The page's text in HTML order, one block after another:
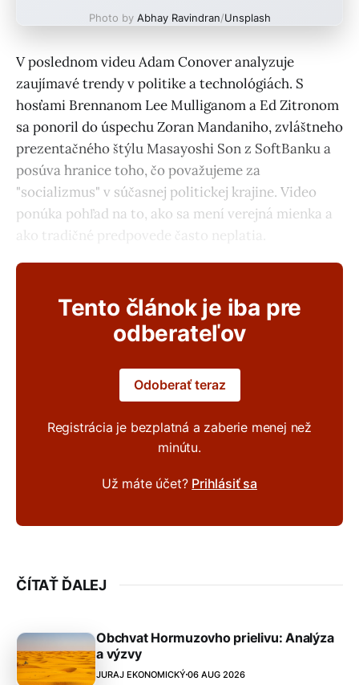
Photo by Abhay Ravindran/Unsplash
V poslednom videu Adam Conover analyzuje
zaujímavé trendy v politike a technológiách. S
hosťami Brennanom Lee Mulliganom a Ed Zitronom
sa ponoril do úspechu Zoran Mandaniho, zvláštneho
prezentačného štýlu Masayoshi Son z SoftBanku a
posúva hranice toho, čo považujeme za
"socializmus" v súčasnej politickej krajine. Video
ponúka pohľad na to, ako sa mení verejná mienka a
ako tradičné predpovede často neplatia.
Tento článok je iba pre
odberateľov
Odoberať teraz
Registrácia je bezplatná a zaberie menej než
minútu.
Už máte účet? Prihlásiť sa
ČÍTAŤ ĎALEJ
Obchvat Hormuzovho prielivu: Analýza
a výzvy
JURAJ EKONOMICKÝ 06 AUG 2026